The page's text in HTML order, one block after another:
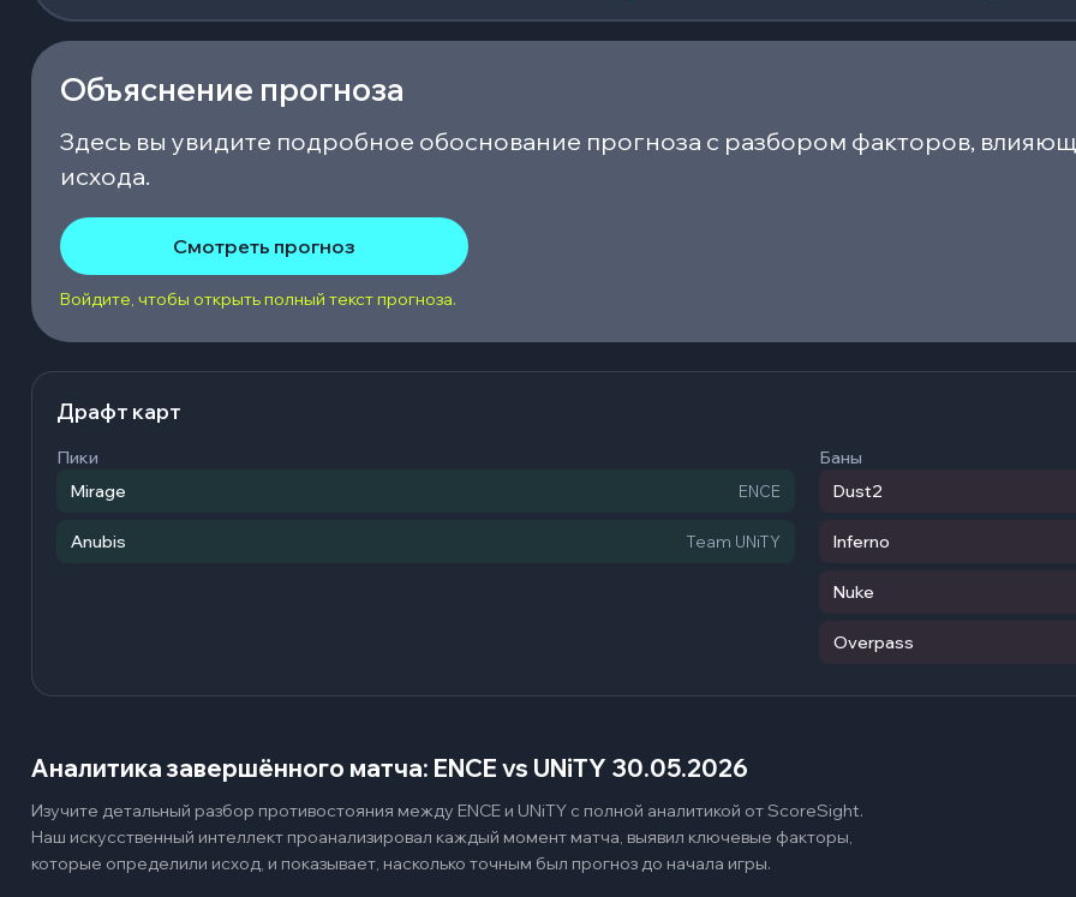
Объяснение прогноза
Здесь вы увидите подробное обоснование прогноза с разбором факторов,
исхода.
Смотреть прогноз
Войдите, чтобы открыть полный текст прогноза.
Драфт карт
Пики
Mirage
ENCE
Anubis Team UNiTY
Баны
Dust2
Inferno
Nuke
Overpass
Аналитика завершённого матча: ENCE vs UNiTY 30.05.2026
Изучите детальный разбор противостояния между ENCE и UNiTY с полной аналитикой от ScoreSight.
Наш искусственный интеллект проанализировал каждый момент матча, выявил ключевые факторы,
которые определили исход, и показывает, насколько точным был прогноз до начала игры.